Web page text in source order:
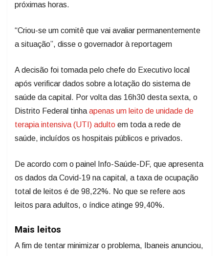
próximas horas.
“Criou-se um comitê que vai avaliar permanentemente
a situação”, disse o governador à reportagem
A decisão foi tomada pelo chefe do Executivo local
após verificar dados sobre a lotação do sistema de
saúde da capital. Por volta das 16h30 desta sexta, o
Distrito Federal tinhaapenas um leito de unidade de
terapia intensiva (UTI) adulto em toda a rede de
saúde, incluídos os hospitais públicos e privados.
De acordo com o painel Info-Saúde-DF, que apresenta
os dados da Covid-19 na capital, a taxa de ocupação
total de leitos é de 98,22%. No que se refere aos
leitos para adultos, o índice atinge 99,40%.
Mais leitos
A fim de tentar minimizar o problema, Ibaneis anunciou,